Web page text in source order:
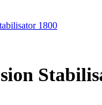
1800